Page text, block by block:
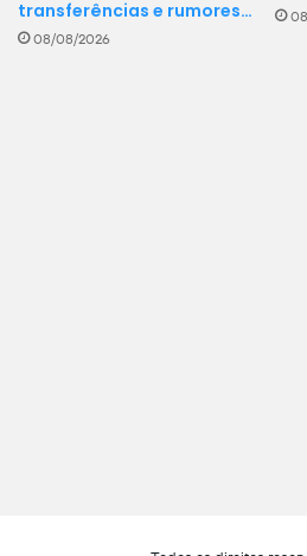
transferências e rumores…
08/08/2026